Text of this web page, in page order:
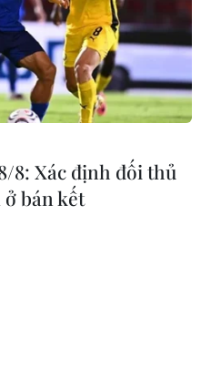
8: Xác định đối thủ
bán kết